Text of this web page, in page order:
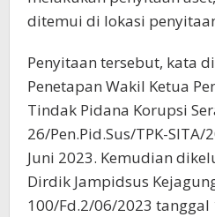
ditemui di lokasi
Penyitaan tersebut, kata
Penetapan Wakil Ketua
Tindak Pidana Korupsi
26/Pen.Pid.Sus/TPK-
Juni 2023. Kemudian
Dirdik Jampidsus
100/Fd.2/06/2023 tanggal